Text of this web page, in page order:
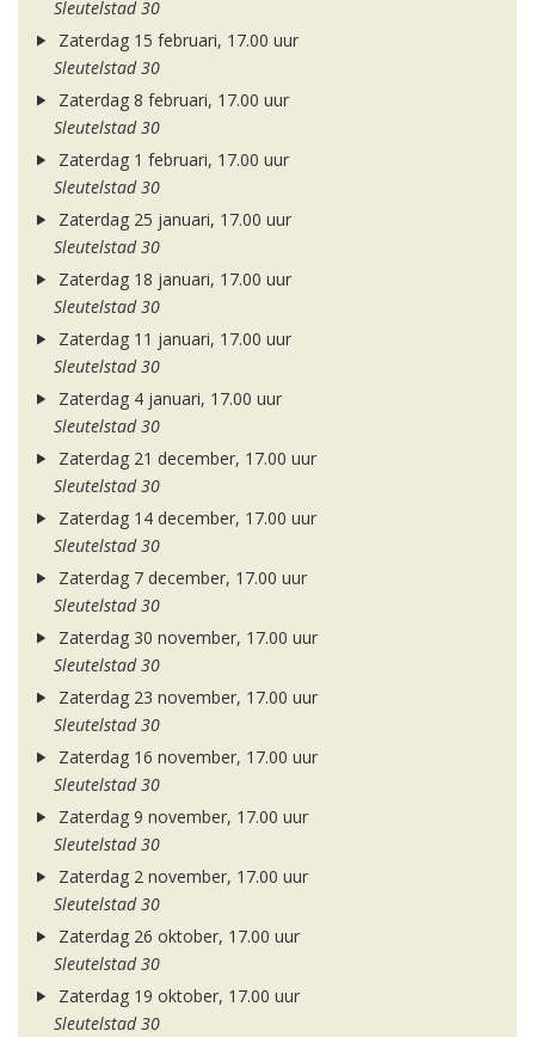
Sleutelstad 30
Zaterdag 15 februari, 17.00 uur
Sleutelstad 30
Zaterdag 8 februari, 17.00 uur
Sleutelstad 30
Zaterdag 1 februari, 17.00 uur
Sleutelstad 30
Zaterdag 25 januari, 17.00 uur
Sleutelstad 30
Zaterdag 18 januari, 17.00 uur
Sleutelstad 30
Zaterdag 11 januari, 17.00 uur
Sleutelstad 30
Zaterdag 4 januari, 17.00 uur
Sleutelstad 30
Zaterdag 21 december, 17.00 uur
Sleutelstad 30
Zaterdag 14 december, 17.00 uur
Sleutelstad 30
Zaterdag 7 december, 17.00 uur
Sleutelstad 30
Zaterdag 30 november, 17.00 uur
Sleutelstad 30
Zaterdag 23 november, 17.00 uur
Sleutelstad 30
Zaterdag 16 november, 17.00 uur
Sleutelstad 30
Zaterdag 9 november, 17.00 uur
Sleutelstad 30
Zaterdag 2 november, 17.00 uur
Sleutelstad 30
Zaterdag 26 oktober, 17.00 uur
Sleutelstad 30
Zaterdag 19 oktober, 17.00 uur
Sleutelstad 30